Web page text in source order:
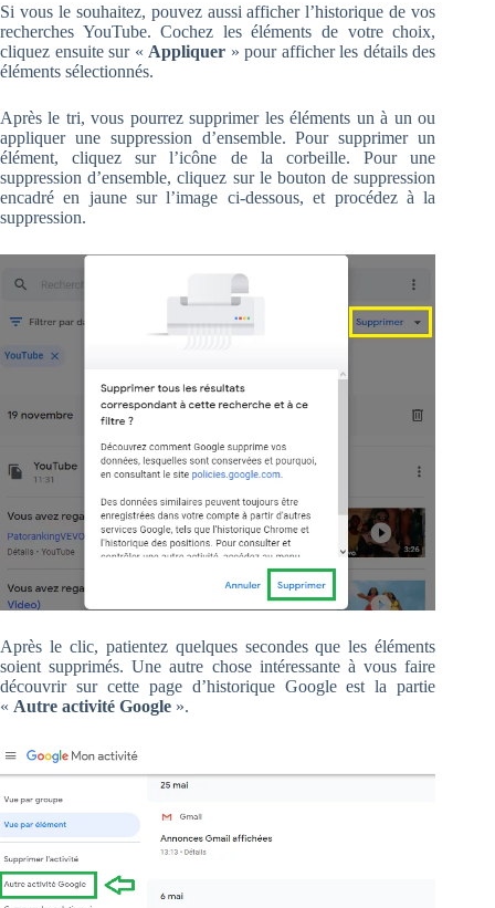
Si vous le souhaitez, pouvez aussi afficher l’historique de vos
recherches YouTube. Cochez les éléments de votre choix,
cliquez ensuite sur « Appliquer » pour afficher les détails des
éléments sélectionnés.
Après le tri, vous pourrez supprimer les éléments un à un ou
appliquer une suppression d’ensemble. Pour supprimer un
élément, cliquez sur l’icône de la corbeille. Pour une
suppression d’ensemble, cliquez sur le bouton de suppression
encadré en jaune sur l’image ci-dessous, et procédez à la
suppression.
Après le clic, patientez quelques secondes que les éléments
soient supprimés. Une autre chose intéressante à vous faire
découvrir sur cette page d’historique Google est la partie
« Autre activité Google ».